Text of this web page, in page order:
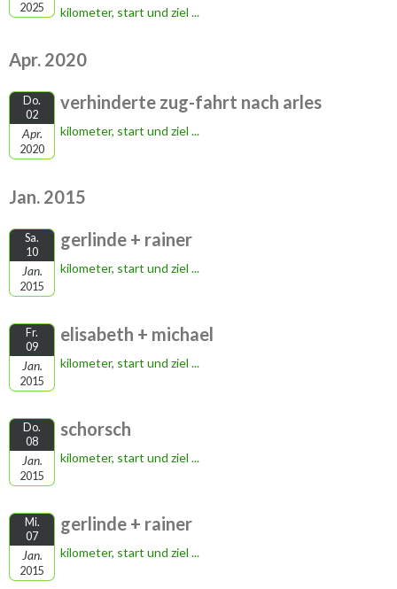
2025
kilometer, start und ziel ...
Apr. 2020
Do.
02
Apr.
2020
verhinderte zug-fahrt nach arles
kilometer, start und ziel ...
Jan. 2015
Sa.
10
Jan.
2015
gerlinde + rainer
kilometer, start und ziel ...
Fr.
09
Jan.
2015
elisabeth + michael
kilometer, start und ziel ...
Do.
08
Jan.
2015
schorsch
kilometer, start und ziel ...
Mi.
07
Jan.
2015
gerlinde + rainer
kilometer, start und ziel ...